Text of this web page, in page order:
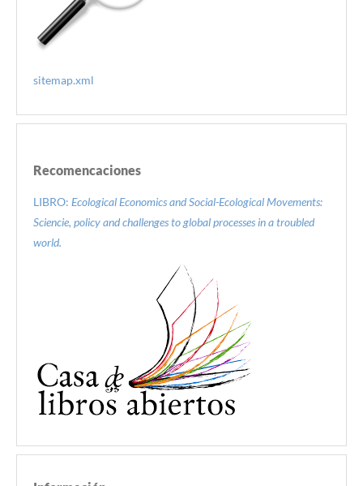
sitemap.xml
Recomencaciones
LIBRO: Ecological Economics and Social-Ecological Movements:
Sciencie, policy and challenges to global processes in a troubled
world.